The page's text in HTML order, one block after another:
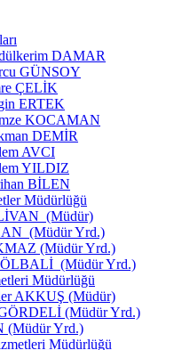
DAMAR
GÜNSOY
ÇELİK
ERTEK
KOCAMAN
DEMİR
AVCI
YILDIZ
BİLEN
Müdürlüğü
(Müdür)
(Müdür Yrd.)
(Müdür Yrd.)
(Müdür Yrd.)
Müdürlüğü
AKKUŞ (Müdür)
(Müdür Yrd.)
(Müdür Yrd.)
Müdürlüğü